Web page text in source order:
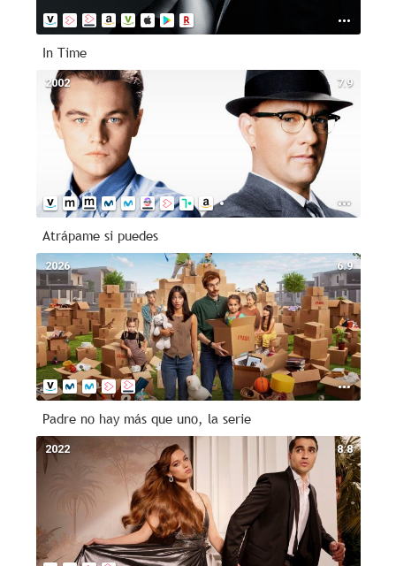
In Time
7.9
2002
Atrápame si puedes
6.9
2026
Padre no hay más que uno, la serie
8.8
2022